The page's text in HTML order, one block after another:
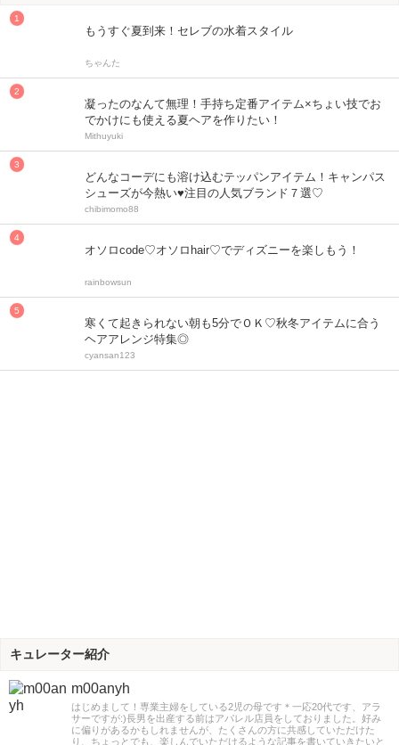
もうすぐ夏到来！セレブの水着スタイル
ちゃんた
凝ったのなんて無理！手持ち定番アイテム×ちょい技でお
でかけにも使える夏ヘアを作りたい！
Mithuyuki
どんなコーデにも溶け込むテッパンアイテム！キャンパス
シューズが今熱い♥注目の人気ブランド７選♡
chibimomo88
オソロcode♡オソロhair♡でディズニーを楽しもう！
rainbowsun
寒くて起きられない朝も5分でＯＫ♡秋冬アイテムに合う
ヘアアレンジ特集◎
cyansan123
キュレーター紹介
m00anyh
はじめまして！専業主婦をしている2児の母です＊一応20代です、アラ
サーですが:)長男を出産する前はアパレル店員をしておりました。好み
に偏りがあるかもしれませんが、たくさんの方に共感していただけた
り、ちょっとでも、楽しんでいただけるような記事を書いていきたいと